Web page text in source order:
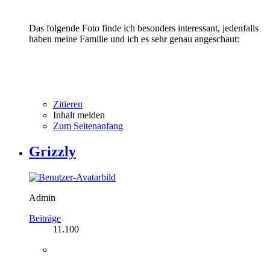
Das folgende Foto finde ich besonders interessant, jedenfalls
haben meine Familie und ich es sehr genau angeschaut:
Zitieren
Inhalt melden
Zum Seitenanfang
Grizzly
Admin
Beiträge
11.100